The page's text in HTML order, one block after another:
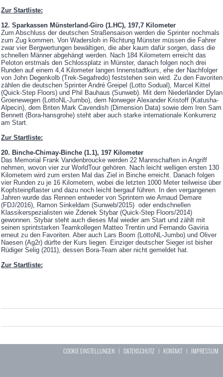
Zur Startliste:
12. Sparkassen Münsterland-Giro (1.HC), 197,7 Kilometer
Zum Abschluss der deutschen Straßensaison werden die Sprinter nochmals
zum Zug kommen. Von Wadersloh in Richtung Münster müssen die Fahrer
zwar vier Bergwertungen bewältigen, die aber kaum dafür sorgen, dass die
schnellen Männer abgehängt werden. Nach 184 Kilometern erreicht das
Peloton erstmals den Schlossplatz in Münster, danach folgen noch drei
Runden auf einem 4,4 Kilometer langen Innenstadtkurs, ehe der Nachfolger
von John Degenkolb (Trek-Segafredo) feststehen sein wird. Zu den Favoriten
zählen die deutschen Sprinter André Greipel (Lotto Sodual), Marcel Kittel
(Quick-Step Floors) und Phil Bauhaus (Sunweb). Mit dem Niederländer Dylan
Groenewegen (LottoNL-Jumbo), dem Norweger Alexander Kristoff (Katusha-
Alpecin), dem Briten Mark Cavendish (Dimension Data) sowie dem Iren Sam
Bennett (Bora-hansgrohe) steht aber auch starke internationale Konkurrenz
am Start.
Zur Startliste:
20. Binche-Chimay-Binche (1.1), 197 Kilometer
Das Memorial Frank Vandenbroucke werden 22 Mannschaften in Angriff
nehmen, wovon vier zur WorldTour gehören. Nach leicht welligen ersten 130
Kilometern wird zum ersten Mal das Ziel in Binche erreicht. Danach folgen
vier Runden zu je 16 Kilometern, wobei die letzten 1000 Meter teilweise über
Kopfsteinpflaster und dazu noch leicht bergauf führen. In den vergangenen
Jahren wurde das Rennen entweder von Sprintern wie Arnaud Demare
(FDJ/2016), Ramon Sinkeldam (Sunweb/2015) oder endschnellen
Klassikerspezialisten wie Zdenek Stybar (Quick-Step Floors/2014)
gewonnen. Stybar steht auch dieses Mal wieder am Start und zählt mit
seinen sprintstarken Teamkollegen Matteo Trentin und Fernando Gaviria
erneut zu den Favoriten. Aber auch Lars Boom (LottoNL-Jumbo) und Oliver
Naesen (Ag2r) dürfte der Kurs liegen. Einziger deutscher Sieger ist bisher
Rüdiger Selig (2011), dessen Bora-Team aber nicht gemeldet hat.
Zur Startliste:
COOKIE EINSTELLUNGEN | DATENSCHUTZ | KONTAKT| IMPRESSUM